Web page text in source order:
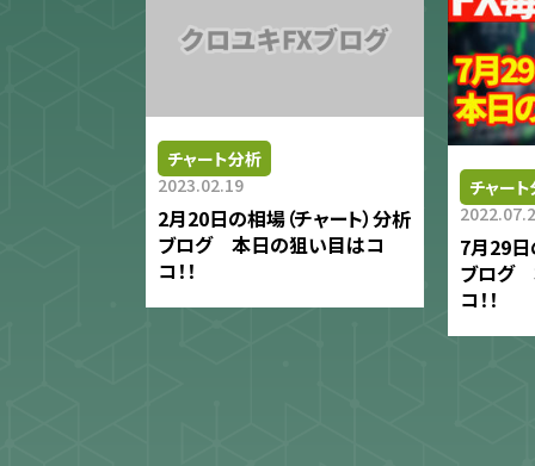
チャート分析
2023.02.19
2月20日の相場（チャート）分析
ブログ 本日の狙い目はコ
コ！！
チャー
7月29日
ブログ
コ！！